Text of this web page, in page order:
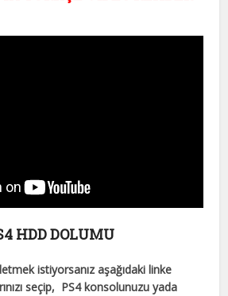
HDD DOLUMU
istiyorsanız aşağıdaki linke
seçip, PS4 konsolunuzu yada